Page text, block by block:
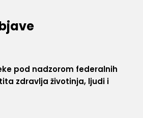
pod nadzorom federalnih
zdravlja životinja, ljudi i